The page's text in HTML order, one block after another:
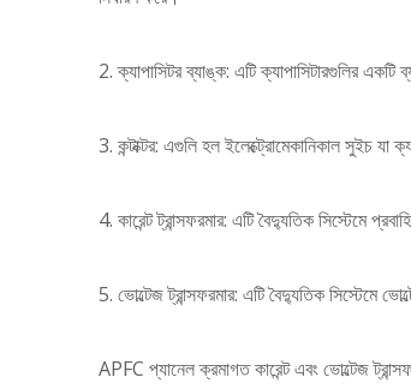
2. ক্যাপাসিটর ব্যাঙ্ক: এটি ক্যাপাসিটারগুলির
3. কন্টাক্টর: এগুলি হল ইলেক্ট্রোমেকানিকাল সুইচ যা
4. কারেন্ট ট্রান্সফরমার: এটি বৈদ্যুতিক সিস্টেমে
5. ভোল্টেজ ট্রান্সফরমার: এটি বৈদ্যুতিক সিস্টেমে
APFC প্যানেল ক্রমাগত কারেন্ট এবং ভোল্টেজ